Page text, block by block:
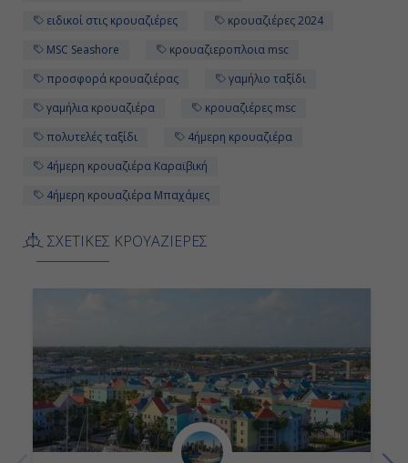
ειδικοί στις κρουαζιέρες
κρουαζιέρες 2024
MSC Seashore
κρουαζιεροπλοια msc
προσφορά κρουαζιέρας
γαμήλιο ταξίδι
γαμήλια κρουαζιέρα
κρουαζιέρες msc
πολυτελές ταξίδι
4ήμερη κρουαζιέρα
4ήμερη κρουαζιέρα Καραϊβική
4ήμερη κρουαζιέρα Μπαχάμες
ΣΧΕΤΙΚΕΣ ΚΡΟΥΑΖΙΕΡΕΣ